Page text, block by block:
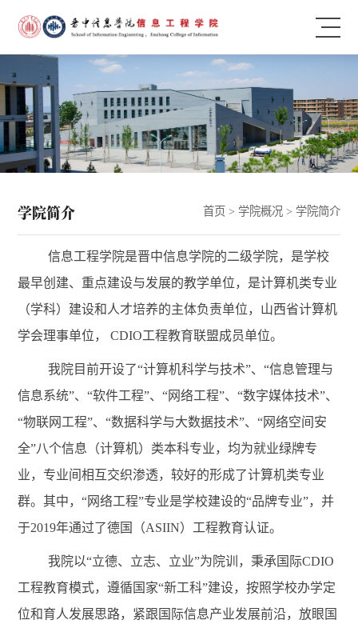
学院简介 首页 > 学院概况> 学院简介
信息工程学院是晋中信息学院的二级学院，是学校
最早创建、重点建设与发展的教学单位，是计算机类专业
（学科）建设和人才培养的主体负责单位，山西省计算机
学会理事单位， CDIO工程教育联盟成员单位。
我院目前开设了“计算机科学与技术”、“信息管理与
信息系统”、“软件工程”、“网络工程”、“数字媒体技术”、
“物联网工程”、“数据科学与大数据技术”、“网络空间安
全”八个信息（计算机）类本科专业，均为就业绿牌专
业，专业间相互交织渗透，较好的形成了计算机类专业
群。其中，“网络工程”专业是学校建设的“品牌专业”，并
于2019年通过了德国（ASIIN）工程教育认证。
我院以“立德、立志、立业”为院训，秉承国际CDIO
工程教育模式，遵循国家“新工科”建设，按照学校办学定
位和育人发展思路，紧跟国际信息产业发展前沿，放眼国